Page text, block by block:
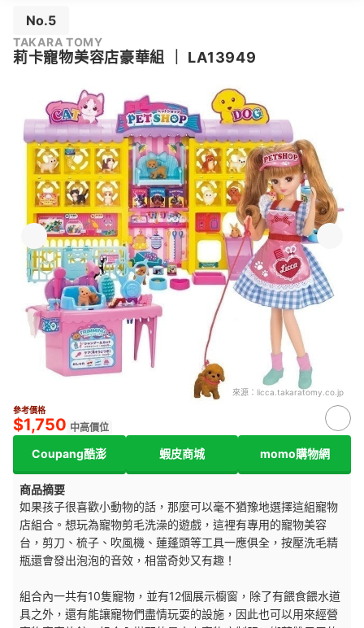
No.5
TAKARA TOMY
莉卡寵物美容店豪華組 LA13949
來源： licca.takaratomy.co.jp
參考價格
$1,750 中高價位
Coupang酷澎 蝦皮商城 momo購物網
商品摘要
如果孩子很喜歡小動物的話，那麼可以毫不猶豫地選擇這組寵物
店組合。想玩為寵物剪毛洗澡的遊戲，這裡有專用的寵物美容
台，剪刀、梳子、吹風機、蓮蓬頭等工具一應俱全，按壓洗毛精
瓶還會發出泡泡的音效，相當奇妙又有趣！
組合內一共有10隻寵物，並有12個展示櫥窗，除了有餵食餵水道
具之外，還有能讓寵物們盡情玩耍的設施，因此也可以用來經營